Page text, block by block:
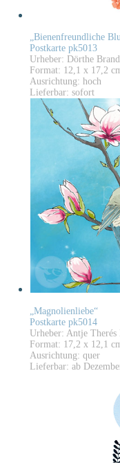
„Bienenfreundliche
Postkarte pk5013
Urheber: Dörthe
Format: 12,1 x 17,2
Ausrichtung: hoch
Lieferbar: sofort
„Magnolienliebe“
Postkarte pk5014
Urheber: Antje Therés
Format: 17,2 x 12,1
Ausrichtung: quer
Lieferbar: ab